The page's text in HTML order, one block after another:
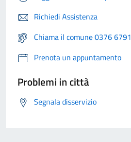
Richiedi Assistenza
Chiama il comune 0376 6791
Prenota un appuntamento
Problemi in città
Segnala disservizio